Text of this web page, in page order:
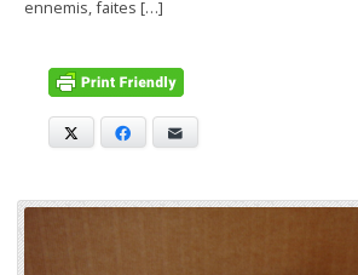
ennemis, faites […]
Facebook